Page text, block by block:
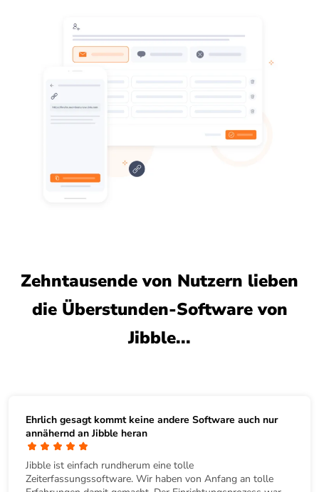
Zehntausende von Nutzern lieben
die Überstunden-Software von
Jibble...
Ehrlich gesagt kommt keine andere Software auch nur
annähernd an Jibble heran
Jibble ist einfach rundherum eine tolle
Zeiterfassungssoftware. Wir haben von Anfang an tolle